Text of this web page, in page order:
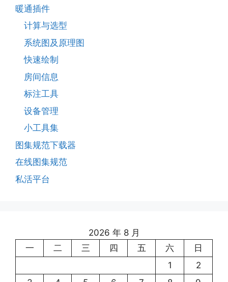
暖通插件
计算与选型
系统图及原理图
快速绘制
房间信息
标注工具
设备管理
小工具集
图集规范下载器
在线图集规范
私活平台
2026 年 8 月
一
二 三 四 五 六
日
1
2